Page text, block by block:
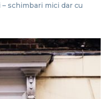
schimbari mici dar cu